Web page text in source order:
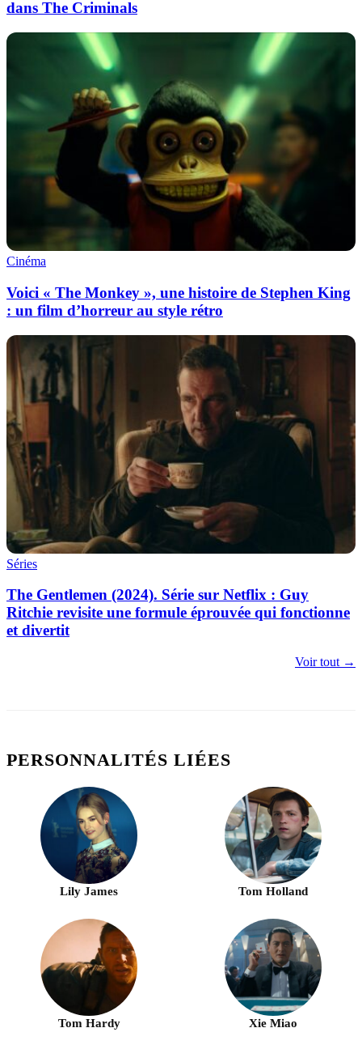
dans The Criminals
Cinéma
Voici « The Monkey », une histoire de Stephen King
: un film d’horreur au style rétro
Séries
The Gentlemen (2024). Série sur Netflix : Guy
Ritchie revisite une formule éprouvée qui fonctionne
et divertit
Voir tout →
PERSONNALITÉS LIÉES
Lily James Tom Holland
Tom Hardy Xie Miao